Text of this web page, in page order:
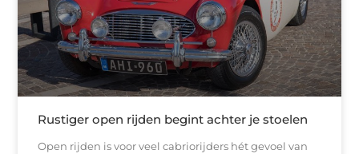
Rustiger open rijden begint achter je stoelen
Open rijden is voor veel cabriorijders hét gevoel van